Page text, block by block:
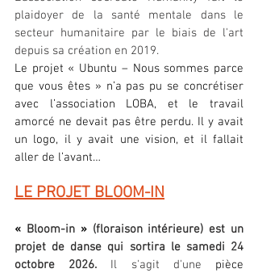
plaidoyer de la santé mentale dans le
secteur humanitaire par le biais de l'art
depuis sa création en 2019.
Le projet « Ubuntu – Nous sommes parce
que vous êtes » n’a pas pu se concrétiser
avec l’association LOBA, et le travail
amorcé ne devait pas être perdu. Il y avait
un logo, il y avait une vision, et il fallait
aller de l’avant…
LE PROJET BLOOM-IN
« Bloom-in » (floraison intérieure) est un
projet de danse qui sortira le samedi 24
octobre 2026. Il s'agit d'une pièce